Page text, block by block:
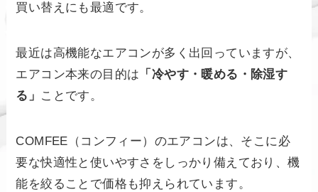
買い替えにも最適です。
最近は高機能なエアコンが多く出回っていますが、
エアコン本来の目的は 「冷やす・暖める・除湿す
る」 ことです。
COMFEE（コンフィー）のエアコンは、そこに必
要な快適性と使いやすさをしっかり備えており、機
能を絞ることで価格も抑えられています。